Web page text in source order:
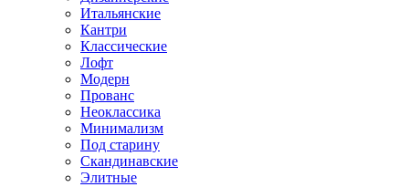
Итальянские
Кантри
Классические
Лофт
Модерн
Прованс
Неоклассика
Минимализм
Под старину
Скандинавские
Элитные